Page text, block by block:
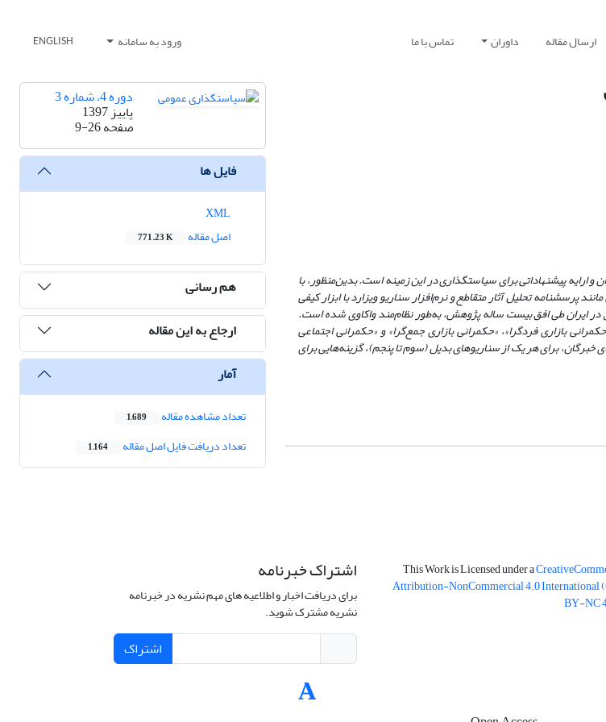
ارسال مقاله داوران تماس با ما ورود به سامانه ENGLISH
پیشنهاداتی برای سیاستگذاری در این زمینه است. بدین‌منظور، با
تحلیل آثار متقاطع و نرم‌افزار سناریو ویزارد با ابزار کیفی
در ایران طی افق بیست ساله پژوهش، به‌طور نظام‌مند واکاوی شده است.
بازاری فردگرا»، «حکمرانی بازاری جمع‌گرا» و «حکمرانی اجتماعی
برای هر یک از سناریوهای بدیل (سوم تا پنجم)، گزینه‌هایی برای
دوره 4، شماره 3
پاییز 1397
صفحه9-26
فایل ها
اصل مقاله
771.23 K
هم رسانی
ارجاع به این مقاله
آمار
تعداد مشاهده مقاله 1,689
تعداد دریافت فایل اصل مقاله 1,164
This Work is Licensed under a
Attribution-NonCommercial 4.0 International
BY-NC
اشتراک خبرنامه
برای دریافت اخبار و اطلاعیه های مهم نشریه در خبرنامه
نشریه مشترک شوید.
اشتراک